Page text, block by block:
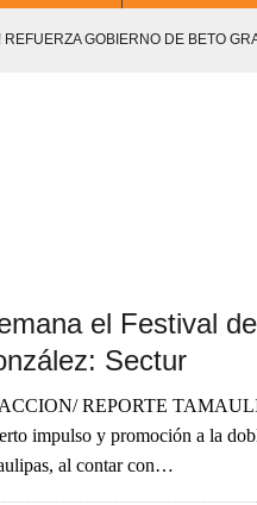
GOBIERNO DE BETO
MESA DE TRABAJO CON
DEL GOLFO DE MÉXICO.
el Festival
Sectur
REPORTE
impulso y promoción a la
al contar con…